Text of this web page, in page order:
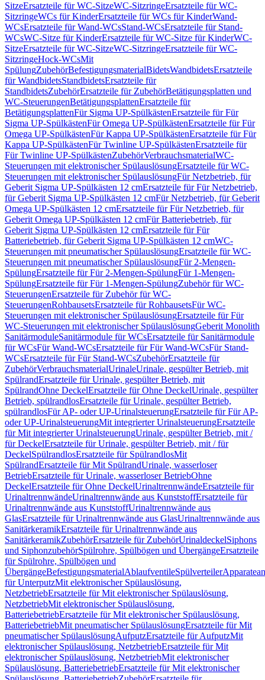
SitzeErsatzteile für WC-SitzeWC-SitzringeErsatzteile für WC-
SitzringeWCs für KinderErsatzteile für WCs für KinderWand-
WCsErsatzteile für Wand-WCsStand-WCsErsatzteile für Stand-
WCsWC-Sitze für KinderErsatzteile für WC-Sitze für KinderWC-
SitzeErsatzteile für WC-SitzeWC-SitzringeErsatzteile für WC-
SitzringeHock-WCsMit
SpülungZubehörBefestigungsmaterialBidetsWandbidetsErsatzteile
für WandbidetsStandbidetsErsatzteile für
StandbidetsZubehörErsatzteile für ZubehörBetätigungsplatten und
WC-SteuerungenBetätigungsplattenErsatzteile für
BetätigungsplattenFür Sigma UP-SpülkästenErsatzteile für Für
Sigma UP-SpülkästenFür Omega UP-SpülkästenErsatzteile für Für
Omega UP-SpülkästenFür Kappa UP-SpülkästenErsatzteile für Für
Kappa UP-SpülkästenFür Twinline UP-SpülkästenErsatzteile für
Für Twinline UP-SpülkästenZubehörVerbrauchsmaterialWC-
Steuerungen mit elektronischer SpülauslösungErsatzteile für WC-
Steuerungen mit elektronischer SpülauslösungFür Netzbetrieb, für
Geberit Sigma UP-Spülkästen 12 cmErsatzteile für Für Netzbetrieb,
für Geberit Sigma UP-Spülkästen 12 cmFür Netzbetrieb, für Geberit
Omega UP-Spülkästen 12 cmErsatzteile für Für Netzbetrieb, für
Geberit Omega UP-Spülkästen 12 cmFür Batteriebetrieb, für
Geberit Sigma UP-Spülkästen 12 cmErsatzteile für Für
Batteriebetrieb, für Geberit Sigma UP-Spülkästen 12 cmWC-
Steuerungen mit pneumatischer SpülauslösungErsatzteile für WC-
Steuerungen mit pneumatischer SpülauslösungFür 2-Mengen-
SpülungErsatzteile für Für 2-Mengen-SpülungFür 1-Mengen-
SpülungErsatzteile für Für 1-Mengen-SpülungZubehör für WC-
SteuerungenErsatzteile für Zubehör für WC-
SteuerungenRohbausetsErsatzteile für RohbausetsFür WC-
Steuerungen mit elektronischer SpülauslösungErsatzteile für Für
WC-Steuerungen mit elektronischer SpülauslösungGeberit Monolith
SanitärmoduleSanitärmodule für WCsErsatzteile für Sanitärmodule
für WCsFür Wand-WCsErsatzteile für Für Wand-WCsFür Stand-
WCsErsatzteile für Für Stand-WCsZubehörErsatzteile für
ZubehörVerbrauchsmaterialUrinaleUrinale, gespülter Betrieb, mit
SpülrandErsatzteile für Urinale, gespülter Betrieb, mit
SpülrandOhne DeckelErsatzteile für Ohne DeckelUrinale, gespülter
Betrieb, spülrandlosErsatzteile für Urinale, gespülter Betrieb,
spülrandlosFür AP- oder UP-UrinalsteuerungErsatzteile für Für AP-
oder UP-UrinalsteuerungMit integrierter UrinalsteuerungErsatzteile
für Mit integrierter UrinalsteuerungUrinale, gespülter Betrieb, mit /
für DeckelErsatzteile für Urinale, gespülter Betrieb, mit / für
DeckelSpülrandlosErsatzteile für SpülrandlosMit
SpülrandErsatzteile für Mit SpülrandUrinale, wasserloser
BetriebErsatzteile für Urinale, wasserloser BetriebOhne
DeckelErsatzteile für Ohne DeckelUrinaltrennwändeErsatzteile für
UrinaltrennwändeUrinaltrennwände aus KunststoffErsatzteile für
Urinaltrennwände aus KunststoffUrinaltrennwände aus
GlasErsatzteile für Urinaltrennwände aus GlasUrinaltrennwände aus
SanitärkeramikErsatzteile für Urinaltrennwände aus
SanitärkeramikZubehörErsatzteile für ZubehörUrinaldeckelSiphons
und SiphonzubehörSpülrohre, Spülbögen und ÜbergängeErsatzteile
für Spülrohre, Spülbögen und
ÜbergängeBefestigungsmaterialAblaufventileSpülverteiler
für UnterputzMit elektronischer Spülauslösung,
NetzbetriebErsatzteile für Mit elektronischer Spülauslösung,
NetzbetriebMit elektronischer Spülauslösung,
BatteriebetriebErsatzteile für Mit elektronischer Spülauslösung,
BatteriebetriebMit pneumatischer SpülauslösungErsatzteile für Mit
pneumatischer SpülauslösungAufputzErsatzteile für AufputzMit
elektronischer Spülauslösung, NetzbetriebErsatzteile für Mit
elektronischer Spülauslösung, NetzbetriebMit elektronischer
Spülauslösung, BatteriebetriebErsatzteile für Mit elektronischer